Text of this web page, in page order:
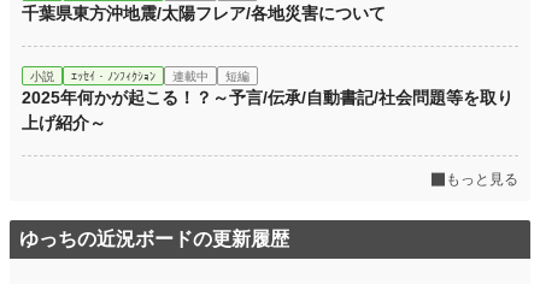
千葉県東方沖地震/太陽フレア/各地災害について
小説 ｴｯｾｲ・ﾉﾝﾌｨｸｼｮﾝ 連載中 短編
2025年何かが起こる！？～予言/伝承/自動書記/社会問題等を取り
上げ紹介～
もっと見る
ゆっちの近況ボードの更新履歴